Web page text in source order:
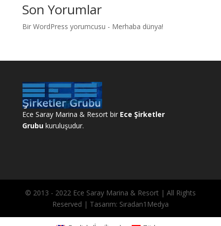
Son Yorumlar
Bir WordPress yorumcusu - Merhaba dünya!
Ece Saray Marina & Resort bir Ece Şirketler
Grubukuruluşudur.
© 2013 - 2022 Ece Saray Marina & Resort | All Rights
Reserved | Tasarım: Sıradan1Medya